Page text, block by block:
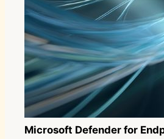
Microsoft Defender for